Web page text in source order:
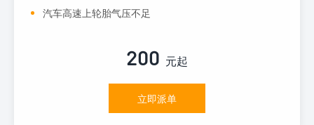
汽车高速上轮胎气压不足
200 元起
立即派单